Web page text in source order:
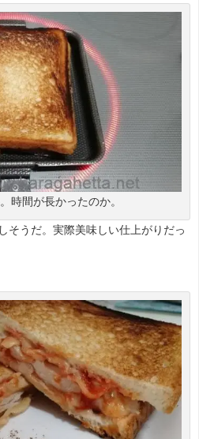
時間が長かったのか。
そうだ。実際美味しい仕上がりだっ